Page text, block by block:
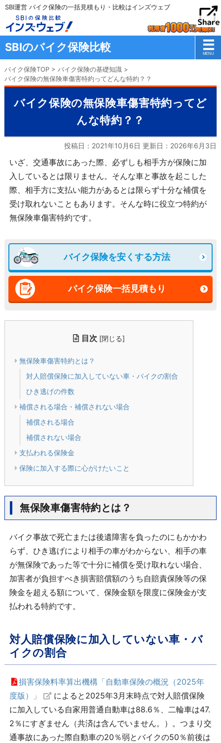
SBI運営 バイク保険の一括見積もり・比較はインズウェブ
SBIのバイク保険比較
バイク保険TOP> バイク保険の基礎知識 >
バイク保険の無保険車傷害特約ってどんな特約？？
バイク保険の無保険車傷害特約ってど
んな特約？？
投稿日：2021年10月6日 更新日： 2026年6月3日
いざ、交通事故にあった際、必ずしも相手方が保険に加
入しているとは限りません。そんな車と事故を起こした
際、相手方に支払い能力があるとは限らず十分な補償を
受け取れないこともあります。そんな時に役立つ特約が
無保険車傷害特約です。
バイク保険を安くする方法
バイク保険一括見積もり
目次 [閉じる]
無保険車傷害特約とは？
対人賠償保険に加入していない車・バイクの割合
ひき逃げの件数
補償される場合・補償されない場合
補償される場合
補償されない場合
支払われる保険金
保険に加入する際に心がけたいこと
無保険車傷害特約とは？
バイク事故で死亡または後遺障害を負ったのにもかかわ
らず、ひき逃げにより相手の車がわからない、相手の車
が無保険であった等で十分に補償を受け取れない場合、
加害者が負担すべき損害賠償額のうち自賠責保険等の保
険金を超える額について、保険金額を限度に保険金が支
払われる特約です。
対人賠償保険に加入していない車・バ
イクの割合
損害保険料率算出機構「自動車保険の概況（2025年
度版）」
によると2025年3月末時点で対人賠償保険
に加入している自家用普通自動車は88.6％、二輪車は47.
2％にすぎません（共済は含んでいません。）。つまり交
通事故にあった際自動車の20％弱とバイクの50％前後は